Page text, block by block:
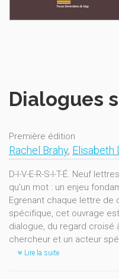
Dialogues
Première édition
Rachel Brahy, Elisabeth
D-I-V-E-R-S-I-T-É. Neuf
qu'un mot : un enjeu
Egrenant chaque lettre de
spécifique, cet ouvrage
dialogue, du regard croisé
chercheur et un acteur
Lire la suite